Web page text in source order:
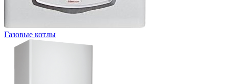
Газовые котлы